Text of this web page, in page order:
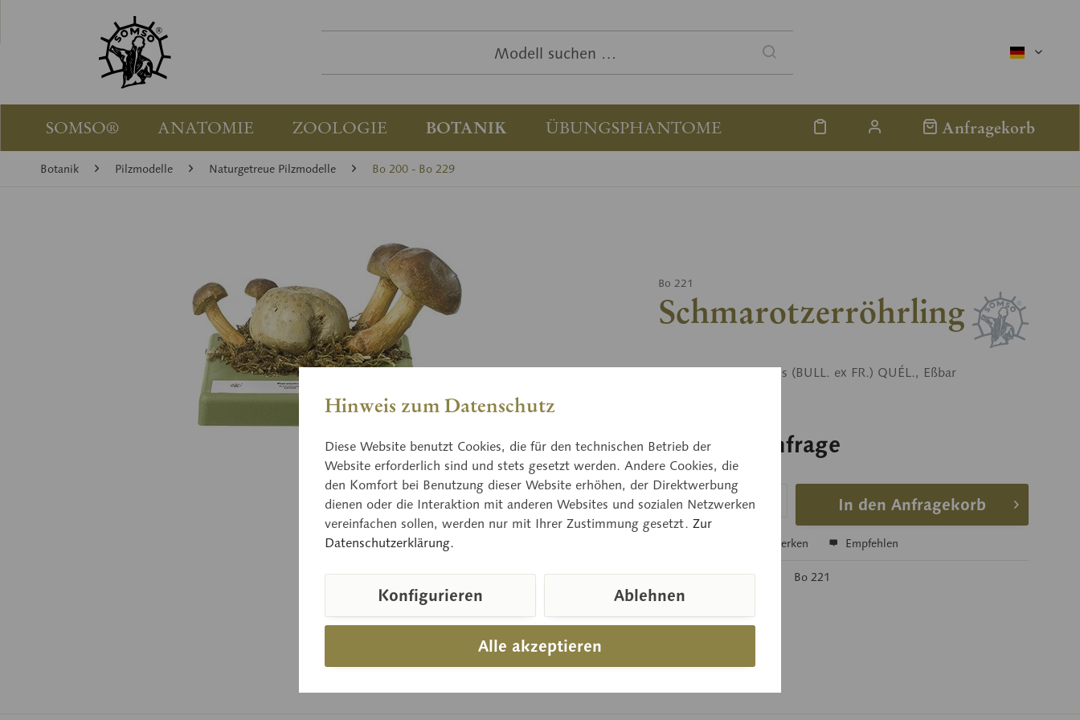
deutsch
SOMSO® ANATOMIE ZOOLOGIE BOTANIK ÜBUNGSPHANTOME Anfragekorb
Botanik Pilzmodelle Naturgetreue Pilzmodelle Bo 200 - Bo 229
Bo 221
Schmarotzerröhrling
Xerocomus parasiticus (BULL. ex FR.) QUÉL., Eßbar
Preis auf Anfrage
Lieferzeit auf Anfrage
In den Anfragekorb
Merken Empfehlen
Artikelnummer: Bo 221
Hinweis zum Datenschutz
Diese Website benutzt Cookies, die für den technischen Betrieb der
Website erforderlich sind und stets gesetzt werden. Andere Cookies, die
den Komfort bei Benutzung dieser Website erhöhen, der Direktwerbung
dienen oder die Interaktion mit anderen Websites und sozialen Netzwerken
vereinfachen sollen, werden nur mit Ihrer Zustimmung gesetzt. Zur
Datenschutzerklärung.
Alle akzeptieren
Konfigurieren Ablehnen